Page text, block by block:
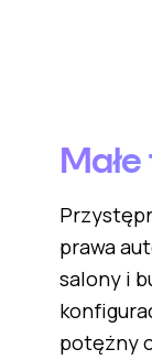
prawa
salony i
potężny